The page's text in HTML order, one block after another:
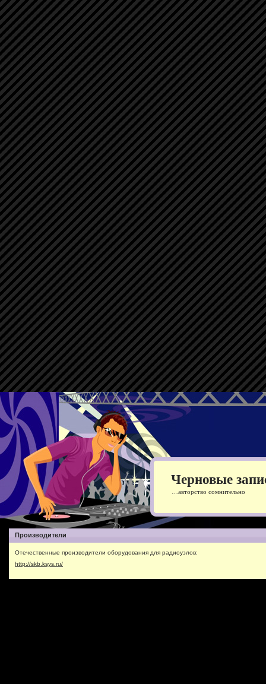
Черновые
…авторство сомнительно
Производители
Отечественные производители оборудования для радиоузлов:
http://skb.ksys.ru/